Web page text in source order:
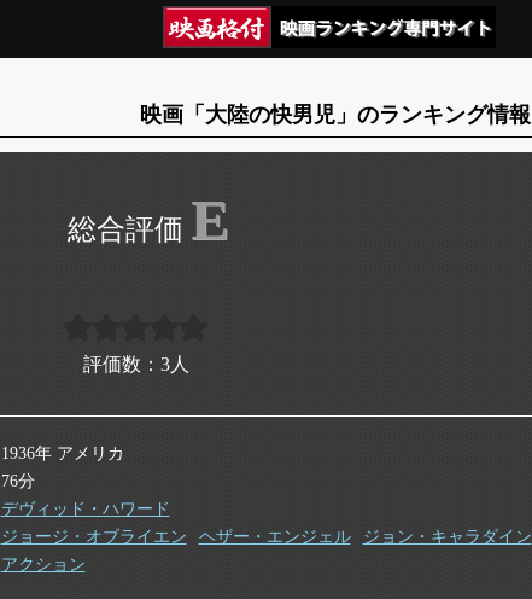
映画「大陸の快男児」のランキング情報
E
評価数： 3 人
1936年 アメリカ
76分
デヴィッド・ハワード
ジョージ・オブライエン ヘザー・エンジェル
ジョン・キャラダイン
アクション